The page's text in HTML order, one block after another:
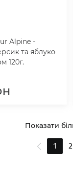
Alpine -
та яблуко
120г.
Показати
1 2